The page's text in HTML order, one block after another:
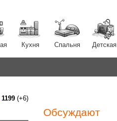
Кухня Спальня Детская
1199 (+6)
Обсуждают